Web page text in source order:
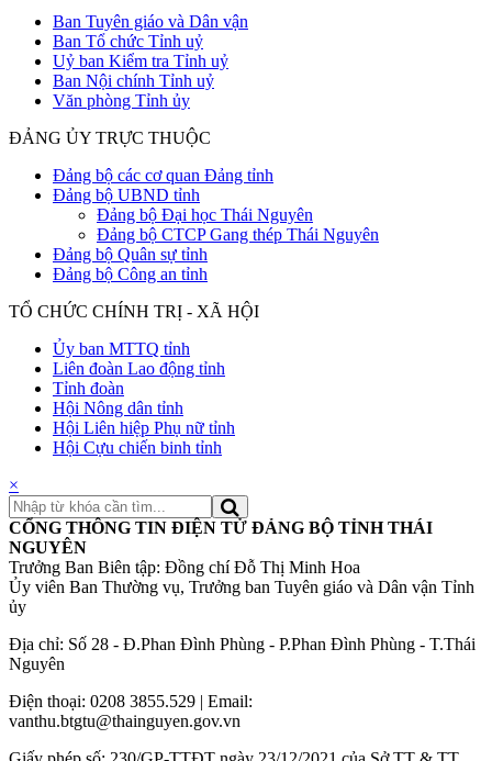
Ban Tuyên giáo và Dân vận
Ban Tổ chức Tỉnh uỷ
Uỷ ban Kiểm tra Tỉnh uỷ
Ban Nội chính Tỉnh uỷ
Văn phòng Tỉnh ủy
ĐẢNG ỦY TRỰC THUỘC
Đảng bộ các cơ quan Đảng tỉnh
Đảng bộ UBND tỉnh
Đảng bộ Đại học Thái Nguyên
Đảng bộ CTCP Gang thép Thái Nguyên
Đảng bộ Quân sự tỉnh
Đảng bộ Công an tỉnh
TỔ CHỨC CHÍNH TRỊ - XÃ HỘI
Ủy ban MTTQ tỉnh
Liên đoàn Lao động tỉnh
Tỉnh đoàn
Hội Nông dân tỉnh
Hội Liên hiệp Phụ nữ tỉnh
Hội Cựu chiến binh tỉnh
×
CỔNG THÔNG TIN ĐIỆN TỬ ĐẢNG BỘ TỈNH THÁI
NGUYÊN
Trưởng Ban Biên tập: Đồng chí Đỗ Thị Minh Hoa
Ủy viên Ban Thường vụ, Trưởng ban Tuyên giáo và Dân vận Tỉnh
ủy
Địa chỉ: Số 28 - Đ.Phan Đình Phùng - P.Phan Đình Phùng - T.Thái
Nguyên
Điện thoại: 0208 3855.529 | Email:
vanthu.btgtu@thainguyen.gov.vn